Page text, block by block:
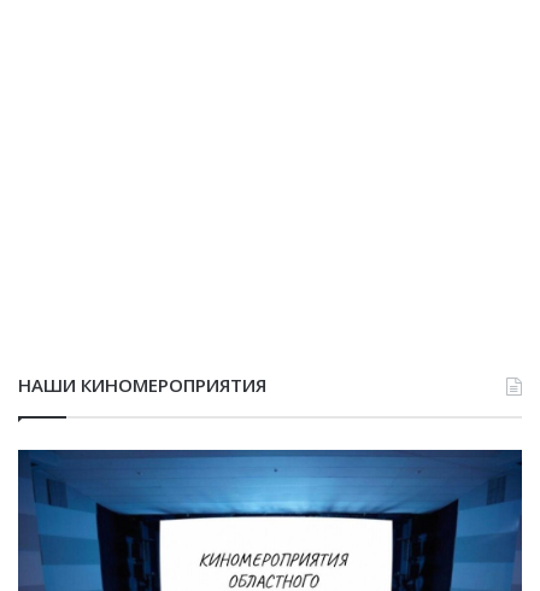
НАШИ КИНОМЕРОПРИЯТИЯ